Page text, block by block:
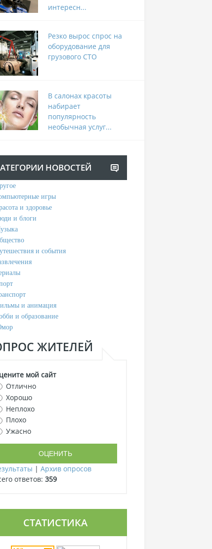
интересн...
Резко вырос спрос на
оборудование для
грузового СТО
В салонах красоты
набирает
популярность
необычная услуг...
НОВОСТЕЙ
игры
и здоровье
и блоги
и события
и анимация
и образование
ЖИТЕЛЕЙ
мой сайт
Отлично
Хорошо
Неплохо
Плохо
Ужасно
| Архив опросов
ответов: 359
СТАТИСТИКА